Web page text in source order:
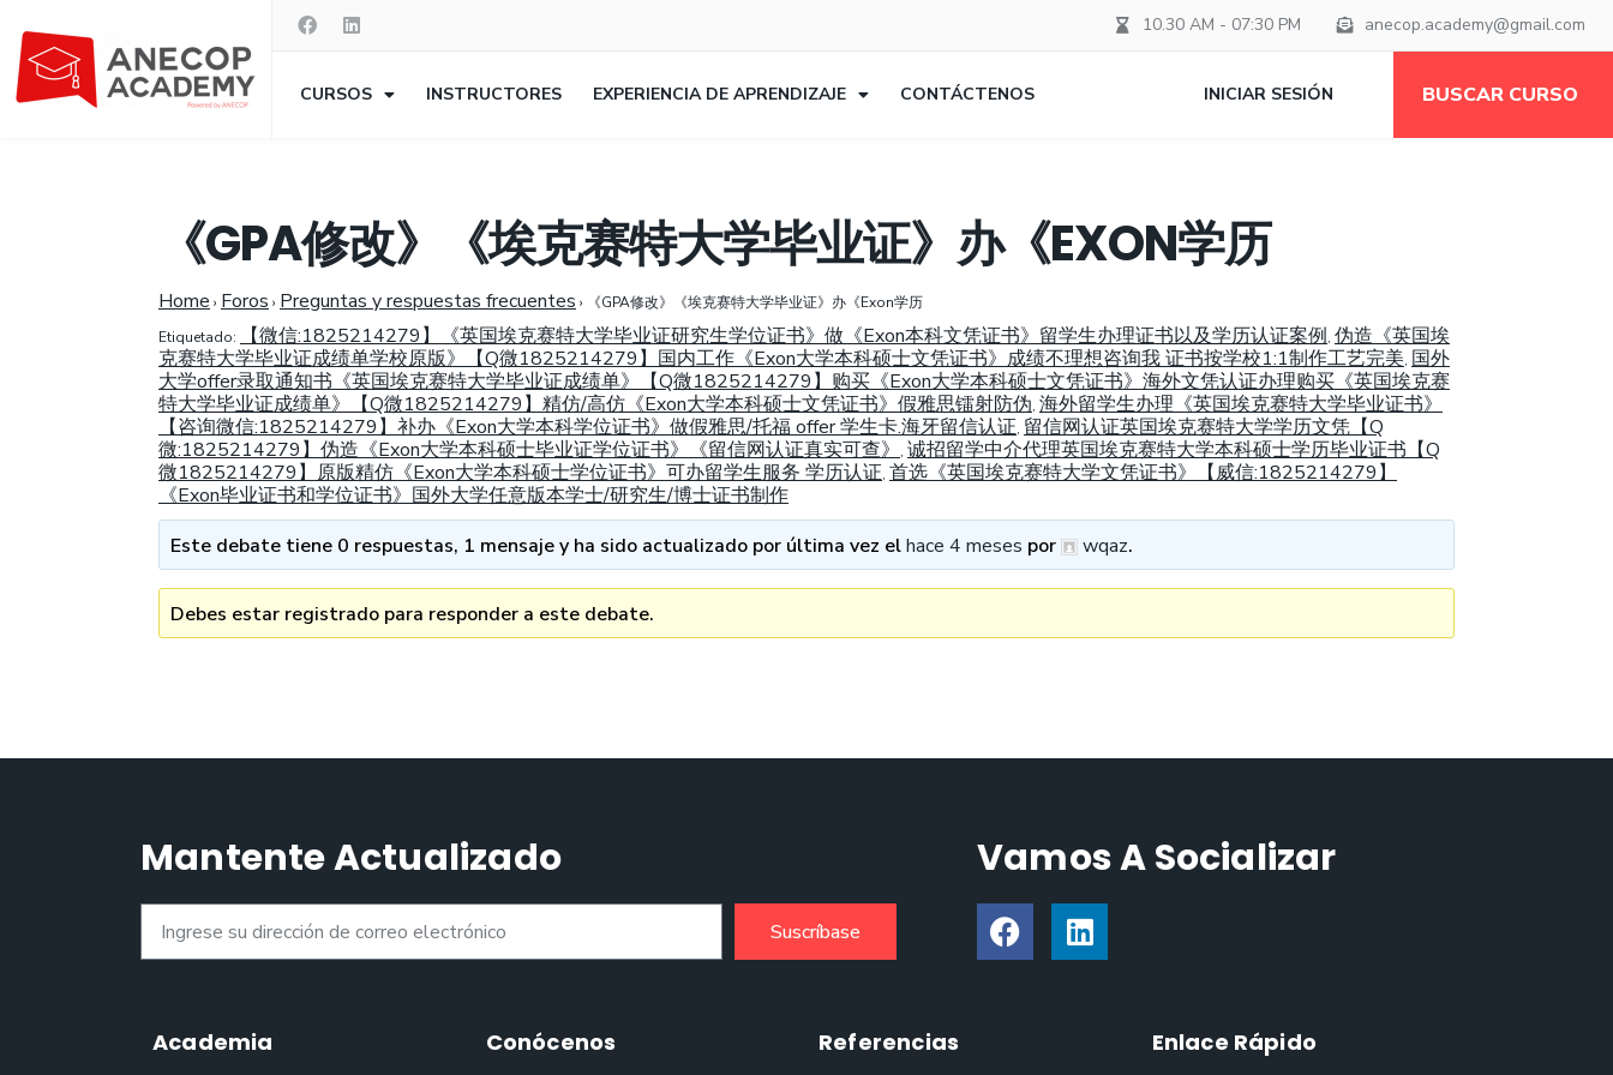
10.30 AM - 07:30 PM anecop.academy@gmail.com
CURSOS INSTRUCTORES EXPERIENCIA DE APRENDIZAJE CONTÁCTENOS INICIAR SESIÓN BUSCAR CURSO
《GPA修改》《埃克赛特大学毕业证》办《EXON学历
Home › Foros › Preguntas y respuestas frecuentes ›
《GPA修改》《埃克赛特大学毕业证》办《Exon学历
Etiquetado:
【微信:1825214279】《英国埃克赛特大学毕业证研究生学位证书》做《Exon本科文凭证书》留学生办理证书以及学历认证案例, 伪造《英国埃
克赛特大学毕业证成绩单学校原版》【Q微1825214279】国内工作《Exon大学本科硕士文凭证书》成绩不理想咨询我 证书按学校1:1制作工艺完美, 国外
大学offer录取通知书《英国埃克赛特大学毕业证成绩单》【Q微1825214279】购买《Exon大学本科硕士文凭证书》海外文凭认证办理购买《英国埃克赛
特大学毕业证成绩单》【Q微1825214279】精仿/高仿《Exon大学本科硕士文凭证书》假雅思镭射防伪, 海外留学生办理《英国埃克赛特大学毕业证书》
【咨询微信:1825214279】补办《Exon大学本科学位证书》做假雅思/托福 offer 学生卡.海牙留信认证, 留信网认证英国埃克赛特大学学历文凭【Q
微:1825214279】伪造《Exon大学本科硕士毕业证学位证书》《留信网认证真实可查》
, 诚招留学中介代理英国埃克赛特大学本科硕士学历毕业证书【Q
微1825214279】原版精仿《Exon大学本科硕士学位证书》可办留学生服务 学历认证, 首选《英国埃克赛特大学文凭证书》【威信:1825214279】
《Exon毕业证书和学位证书》国外大学任意版本学士/研究生/博士证书制作
Este debate tiene 0 respuestas, 1 mensaje y ha sido actualizado por última vez elhace 4 meses por wqaz.
Debes estar registrado para responder a este debate.
Mantente Actualizado
Suscríbase
Vamos A Socializar
Academia Conócenos Referencias Enlace Rápido